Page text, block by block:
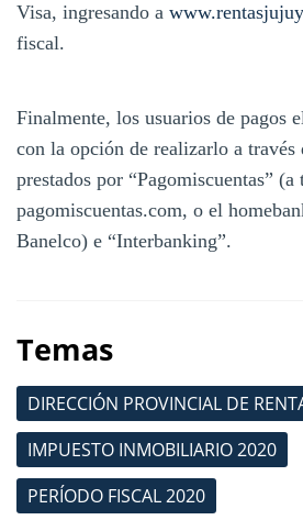
Visa, ingresando a
fiscal.
Finalmente, los usuarios de pagos
con la opción de realizarlo a través
prestados por “Pagomiscuentas” (a
pagomiscuentas.com, o el
Banelco) e “Interbanking”.
Temas
DIRECCIÓN PROVINCIAL DE
IMPUESTO INMOBILIARIO 2020
PERÍODO FISCAL 2020